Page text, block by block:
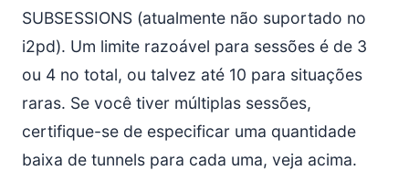
SUBSESSIONS (atualmente não suportado no
i2pd). Um limite razoável para sessões é de 3
ou 4 no total, ou talvez até 10 para situações
raras. Se você tiver múltiplas sessões,
certifique-se de especificar uma quantidade
baixa de tunnels para cada uma, veja acima.